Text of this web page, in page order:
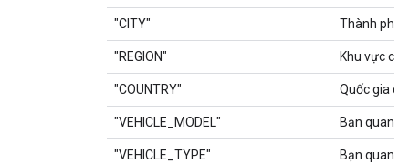
"CITY" Thành phố
"REGION" Khu vực
"COUNTRY" Quốc gia
"VEHICLE_MODEL" Bạn quan
"VEHICLE_TYPE"
Bạn quan